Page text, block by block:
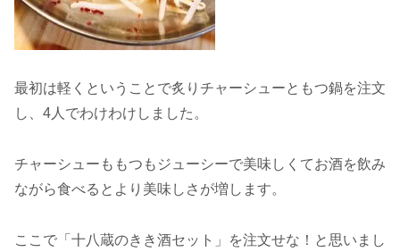
最初は軽くということで炙りチャーシューともつ鍋を注文
し、4人でわけわけしました。
チャーシューももつもジューシーで美味しくてお酒を飲み
ながら食べるとより美味しさが増します。
ここで「十八蔵のきき酒セット」を注文せな！と思いまし